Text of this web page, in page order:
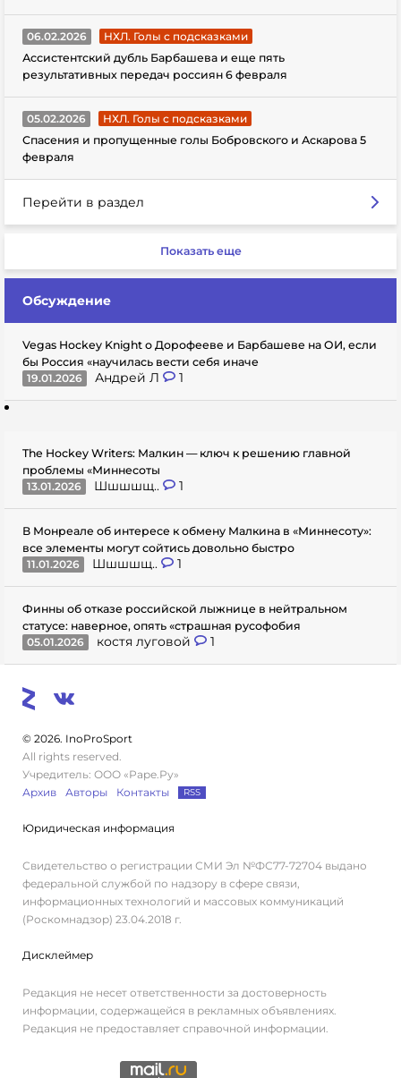
06.02.2026
НХЛ. Голы с подсказками
Ассистентский дубль Барбашева и еще пять
результативных передач россиян 6 февраля
05.02.2026
НХЛ. Голы с подсказками
Спасения и пропущенные голы Бобровского и Аскарова 5
февраля
Перейти в раздел
Показать еще
Обсуждение
Vegas Hockey Knight о Дорофееве и Барбашеве на ОИ, если
бы Россия «научилась вести себя иначе
19.01.2026
Андрей Л 1
The Hockey Writers: Малкин — ключ к решению главной
проблемы «Миннесоты
13.01.2026
Шшшшщ.. 1
В Монреале об интересе к обмену Малкина в «Миннесоту»:
все элементы могут сойтись довольно быстро
11.01.2026
Шшшшщ.. 1
Финны об отказе российской лыжнице в нейтральном
статусе: наверное, опять «страшная русофобия
05.01.2026
костя луговой 1
© 2026. InoProSport
All rights reserved.
Учредитель: ООО «Раре.Ру»
Архив
Авторы Контакты RSS
Юридическая информация
Свидетельство о регистрации СМИ Эл №ФС77-72704 выдано
федеральной службой по надзору в сфере связи,
информационных технологий и массовых коммуникаций
(Роскомнадзор) 23.04.2018 г.
Дисклеймер
Редакция не несет ответственности за достоверность
информации, содержащейся в рекламных объявлениях.
Редакция не предоставляет справочной информации.